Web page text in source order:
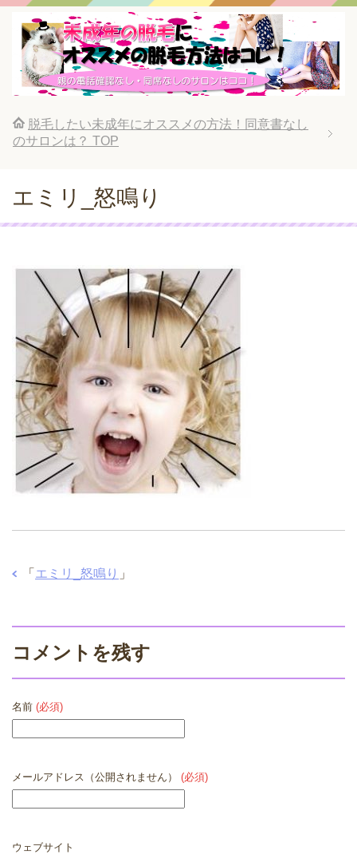
脱毛したい未成年にオススメの方法！同意書なし
のサロンは？ TOP
エミリ_怒鳴り
「 エミリ_怒鳴り 」
コメントを残す
名前 (必須)
メールアドレス（公開されません） (必須)
ウェブサイト